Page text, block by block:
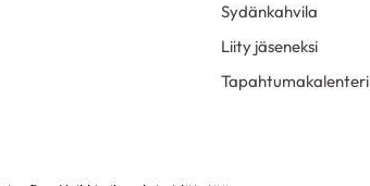
Sydänkahvila
Liity jäseneksi
Tapahtumakalenteri